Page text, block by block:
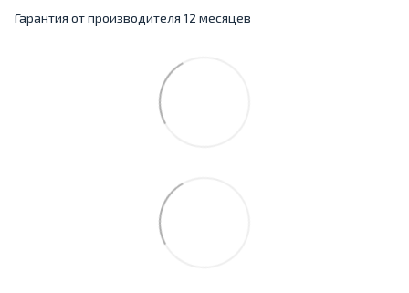
Гарантия от производителя 12 месяцев